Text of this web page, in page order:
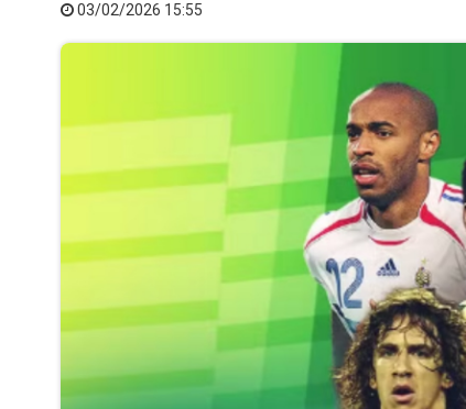
03/02/2026 15:55